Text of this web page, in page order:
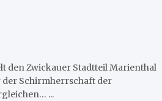
den Zwickauer Stadtteil Marienthal
der Schirmherrschaft der
...